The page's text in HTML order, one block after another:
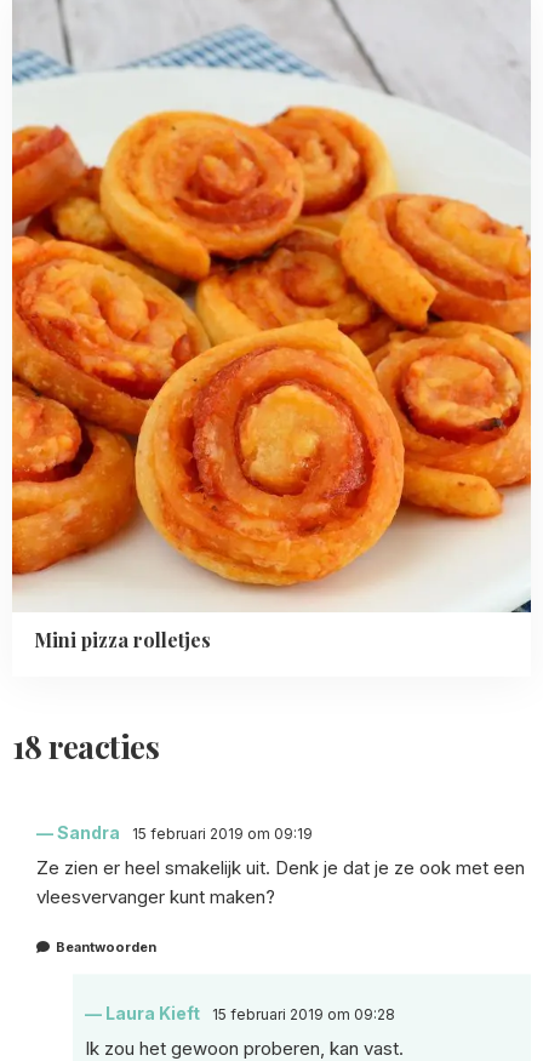
Mini pizza rolletjes
about
Mini
pizza
rolletjes
18 reacties
Sandra 15 februari 2019 om 09:19
Ze zien er heel smakelijk uit. Denk je dat je ze ook met een
vleesvervanger kunt maken?
Beantwoorden
Laura Kieft 15 februari 2019 om 09:28
Ik zou het gewoon proberen, kan vast.